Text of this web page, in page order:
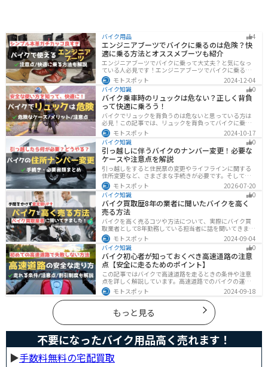
バイク用品 4
エンジニアブーツでバイクに乗るのは危険？快
適に乗る方法とオススメブーツも紹介
エンジニアブーツでバイクに乗って大丈夫？と気になっ
ている人必見です！エンジニアブーツでバイクに乗るメ
リットデメリット、おすすめのブーツまで徹底解説しま
す。ファッション性が高く、バイクに乗っている時もそ
うじゃない時もかっこよくキメたい人にオススメです。
モトスポット
2024-12-04
バイク知識
0
バイク乗車時のリュックは危ない？正しく背負
って快適に乗ろう！
バイクでリュックを背負うのは危ないと思っている方は
必見！この記事では、リュックを背負ってバイクに乗る
リスクと、安全な方法を紹介しています。実は、荷物の
量や配置を工夫することで、安全にリュックを使用する
ことが可能です。この記事を読めば、バイク乗車時にリ
ュックを安全に使う方法がわかります。
モトスポット
2024-10-17
バイク知識
0
引っ越しに伴うバイクのナンバー変更！必要な
ケースや注意点を解説
引っ越しをすると住民票の変更やライフラインに関する
住所変更など、さまざまな手続きが必要です。そしてバ
イク乗りの場合は、住所変更やナンバー変更といったバ
イクに関する手続きも忘れてはいけません。しかし、必
要な手続きや手順がわからないという方も多いのではな
いでしょうか。ライダー引っ越したらバイクのナンバー
を変えないといけないの？ライダー引っ越し先でも原付
に乗る場合、どんな手続きが必要か知りたいライダー引
っ越したけど忙しくて住所変更もナンバー変更もしてい
ない・・・今回はこのような疑問・お悩みにお
モトスポット
2026-07-20
バイク知識
0
バイク買取歴8年の業者に聞いたバイクを高く
売る方法
バイクを高く売るコツや方法について、実際にバイク買
取業者として8年勤務している担当者に話を聞いてきまし
た！高く買い取ってもらえるバイクの特徴や業者がどの
くらい利益を上乗せしているかなど、バイクを売ろうと
している人は必見の内容になっています。
モトスポット
2024-09-04
バイク知識
0
バイク初心者が知っておくべき高速道路の注意
点【安全に走るためのポイント】
この記事ではバイクで高速道路を走るときの条件や注意
点を詳しく解説しています。高速道路でのバイクの運転
に不安を感じていませんか？実は安全に運転するには、
走行条件や注意点を正しく理解することが大切です。高
速道路でも安全にバイクの運転を楽しむ方法を紹介しま
モトスポット 2024-09-18
もっと見る
不要になったバイク用品高く売れます！
▶︎手数料無料の宅配買取